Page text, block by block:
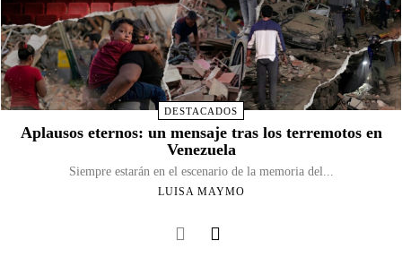
DESTACADOS
Aplausos eternos: un mensaje tras los terremotos en
Venezuela
Siempre estarán en el escenario de la memoria del...
LUISA MAYMO